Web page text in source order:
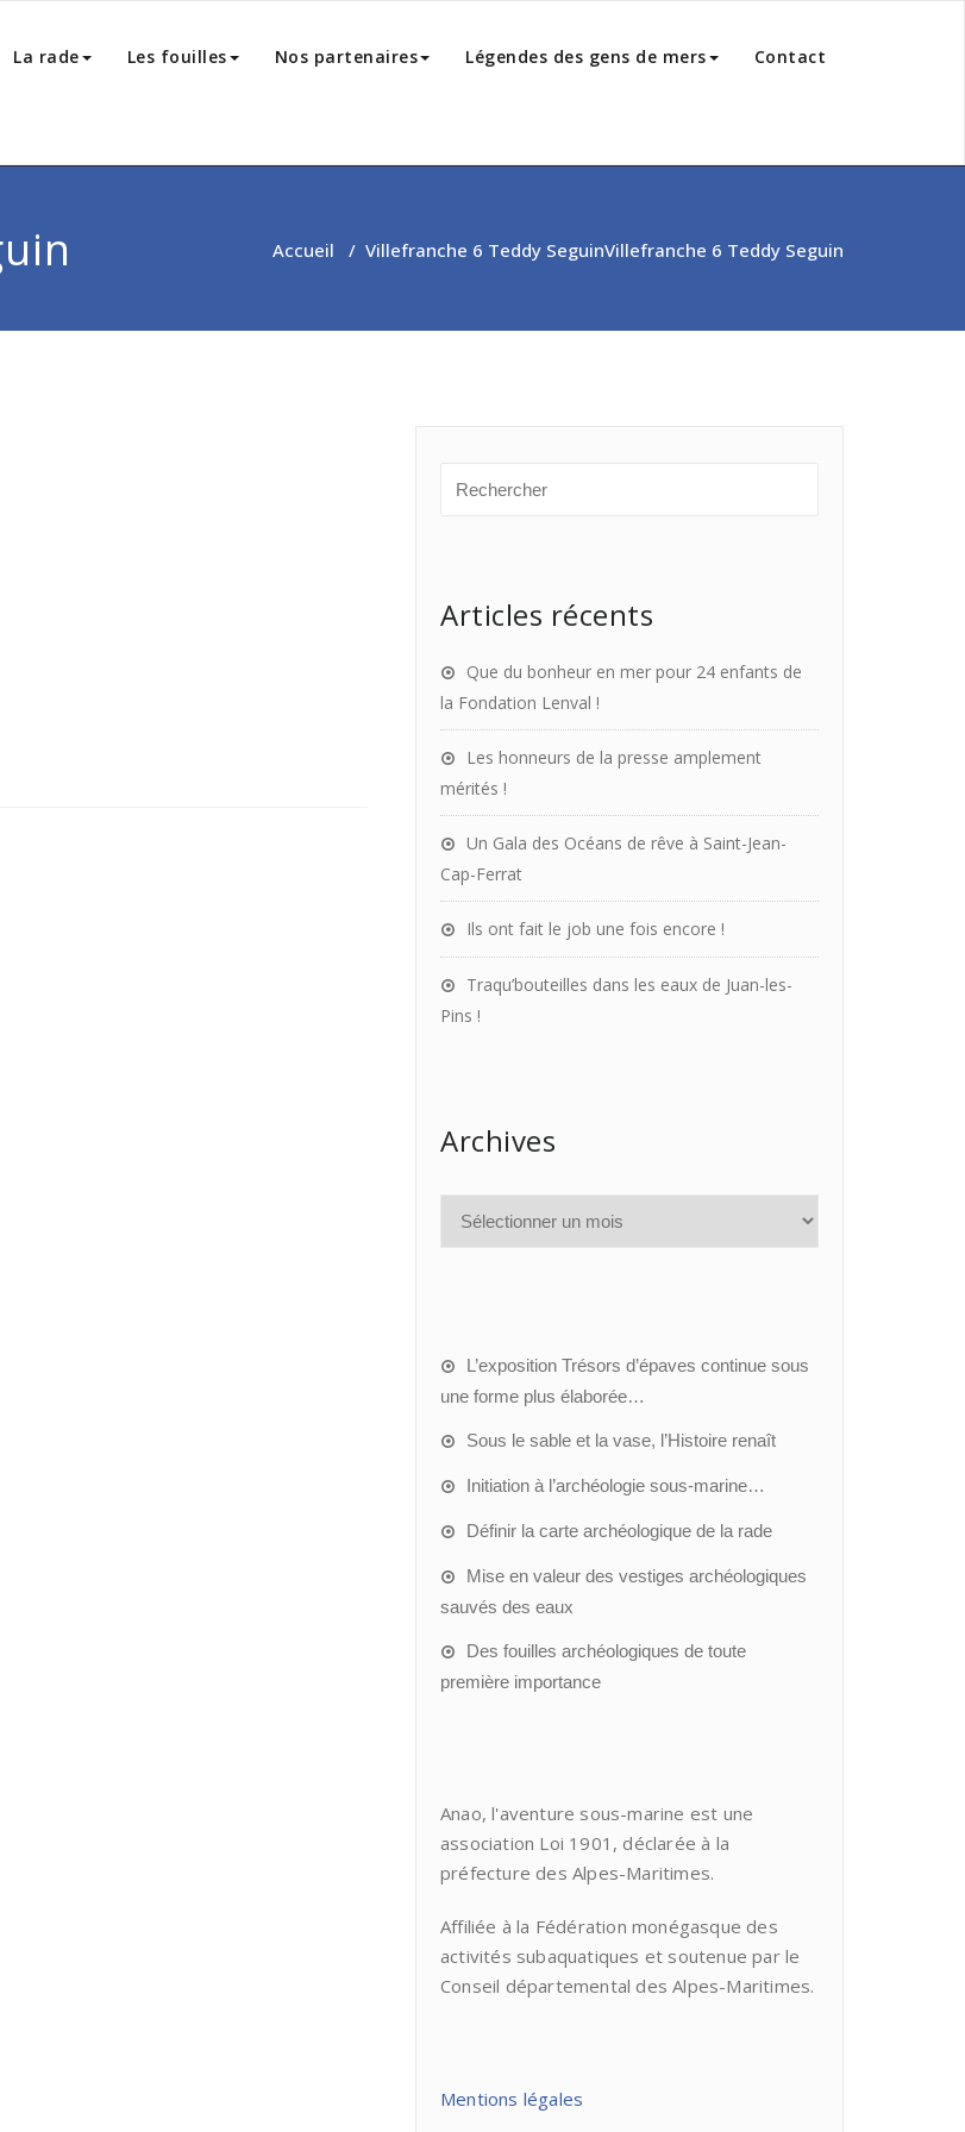
La rade Les fouilles Nos partenaires Légendes des gens de mers Contact
Accueil / Villefranche 6 Teddy SeguinVillefranche 6 Teddy Seguin
Articles récents
Que du bonheur en mer pour 24 enfants de
la Fondation Lenval !
Les honneurs de la presse amplement
mérités !
Un Gala des Océans de rêve à Saint-Jean-
Cap-Ferrat
Ils ont fait le job une fois encore !
Traqu’bouteilles dans les eaux de Juan-les-
Pins !
Archives
L’exposition Trésors d’épaves continue sous
une forme plus élaborée…
Sous le sable et la vase, l’Histoire renaît
Initiation à l’archéologie sous-marine…
Définir la carte archéologique de la rade
Mise en valeur des vestiges archéologiques
sauvés des eaux
Des fouilles archéologiques de toute
première importance
Anao, l'aventure sous-marine est une
association Loi 1901, déclarée à la
préfecture des Alpes-Maritimes.
Affiliée à la Fédération monégasque des
activités subaquatiques et soutenue par le
Conseil départemental des Alpes-Maritimes.
Mentions légales